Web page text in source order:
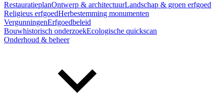
RestauratieplanOntwerp & architectuurLandschap & groen erfgoed
Religieus erfgoedHerbestemming monumenten
VergunningenErfgoedbeleid
Bouwhistorisch onderzoekEcologische quickscan
Onderhoud & beheer